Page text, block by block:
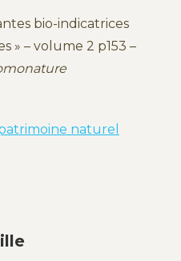
bio-indicatrices
» – volume 2 p153 –
naturel